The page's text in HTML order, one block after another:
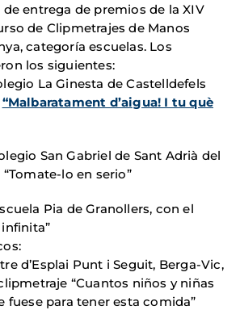
de entrega de premios de la XIV
de Clipmetrajes de Manos
categoría escuelas. Los
los siguientes:
La Ginesta de Castelldefels
“Malbaratament d’aigua! I tu què
San Gabriel de Sant Adrià del
lo en serio”
Pia de Granollers, con el
d’Esplai Punt i Seguit, Berga-Vic,
“Cuantos niños y niñas
fuese para tener esta comida”